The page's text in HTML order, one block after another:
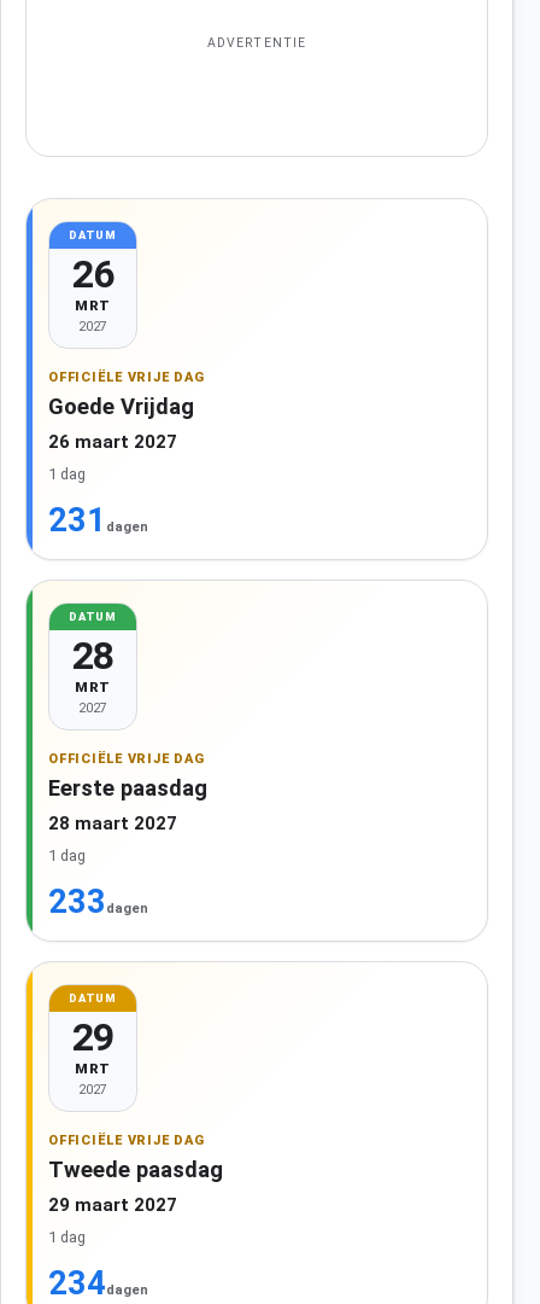
ADVERTENTIE
DATUM
26
MRT
2027
OFFICIËLE VRIJE DAG
Goede Vrijdag
26 maart 2027
1 dag
231 dagen
DATUM
28
MRT
2027
OFFICIËLE VRIJE DAG
Eerste paasdag
28 maart 2027
1 dag
233 dagen
DATUM
29
MRT
2027
OFFICIËLE VRIJE DAG
Tweede paasdag
29 maart 2027
1 dag
234dagen